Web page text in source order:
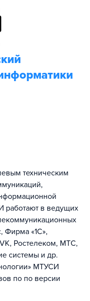
техническим
работают в ведущих
Фирма «1С»,
Ростелеком, МТС,
системы и др.
МТУСИ
по по версии